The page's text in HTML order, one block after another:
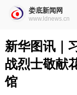
娄底新闻网
www.ldnews.cn
新华图讯｜
战烈士敬献
馆